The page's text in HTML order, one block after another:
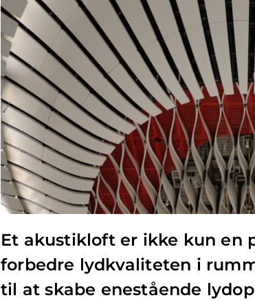
Et akustikloft er ikke kun en
forbedre lydkvaliteten i
til at skabe enestående